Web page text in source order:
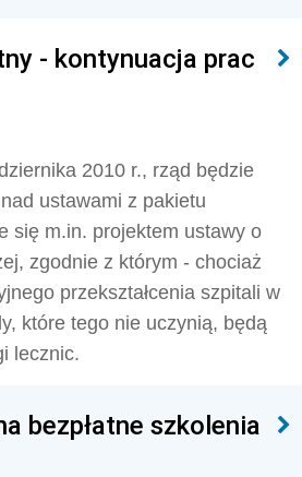
- kontynuacja prac
2010 r., rząd będzie
ustawami z pakietu
się m.in. projektem ustawy o
zgodnie z którym - chociaż
przekształcenia szpitali w
które tego nie uczynią, będą
lecznic.
bezpłatne szkolenia